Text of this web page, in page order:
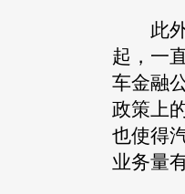
此外
起，一
车金融
政策上
也使得
业务量